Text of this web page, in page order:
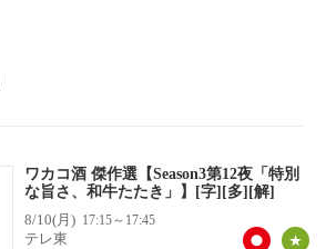
ワカコ酒 傑作選【Season3第12夜「特別
な旨さ、和牛たたき」】[字][多][解]
8/10(月) 17:15～17:45
テレ東